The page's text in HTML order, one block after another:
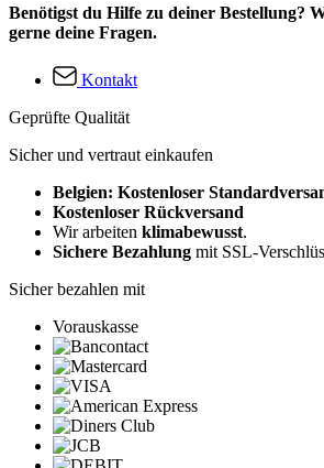
Benötigst du Hilfe zu deiner Bestellung?
gerne deine Fragen.
Kontakt
Geprüfte Qualität
Sicher und vertraut einkaufen
Belgien: Kostenloser
Kostenloser Rückversand
Wir arbeiten klimabewusst.
Sichere Bezahlung mit SSL-
Sicher bezahlen mit
Vorauskasse